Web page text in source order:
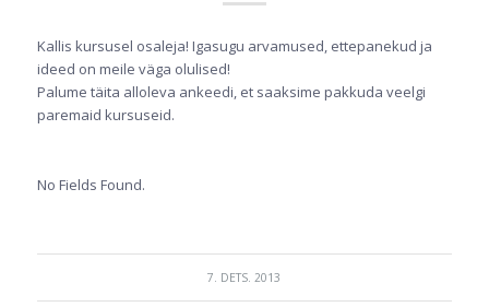
Kallis kursusel osaleja! Igasugu arvamused, ettepanekud ja
ideed on meile väga olulised!
Palume täita alloleva ankeedi, et saaksime pakkuda veelgi
paremaid kursuseid.
No Fields Found.
7. DETS. 2013